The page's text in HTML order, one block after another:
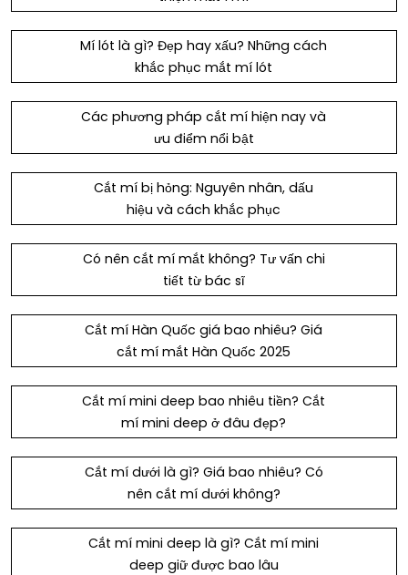
Mí lót là gì? Đẹp hay xấu​? Những cách
khắc phục mắt mí lót
Các phương pháp cắt mí hiện nay và
ưu điểm nổi bật
Cắt mí bị hỏng: Nguyên nhân, dấu
hiệu và cách khắc phục
Có nên cắt mí mắt không? Tư vấn chi
tiết từ bác sĩ
Cắt mí Hàn Quốc giá bao nhiêu? Giá
cắt mí mắt Hàn Quốc 2025
Cắt mí mini deep bao nhiêu tiền? Cắt
mí mini deep ở đâu đẹp?
Cắt mí dưới là gì? Giá bao nhiêu? Có
nên cắt mí dưới không?
Cắt mí mini deep là gì? Cắt mí mini
deep giữ được bao lâu